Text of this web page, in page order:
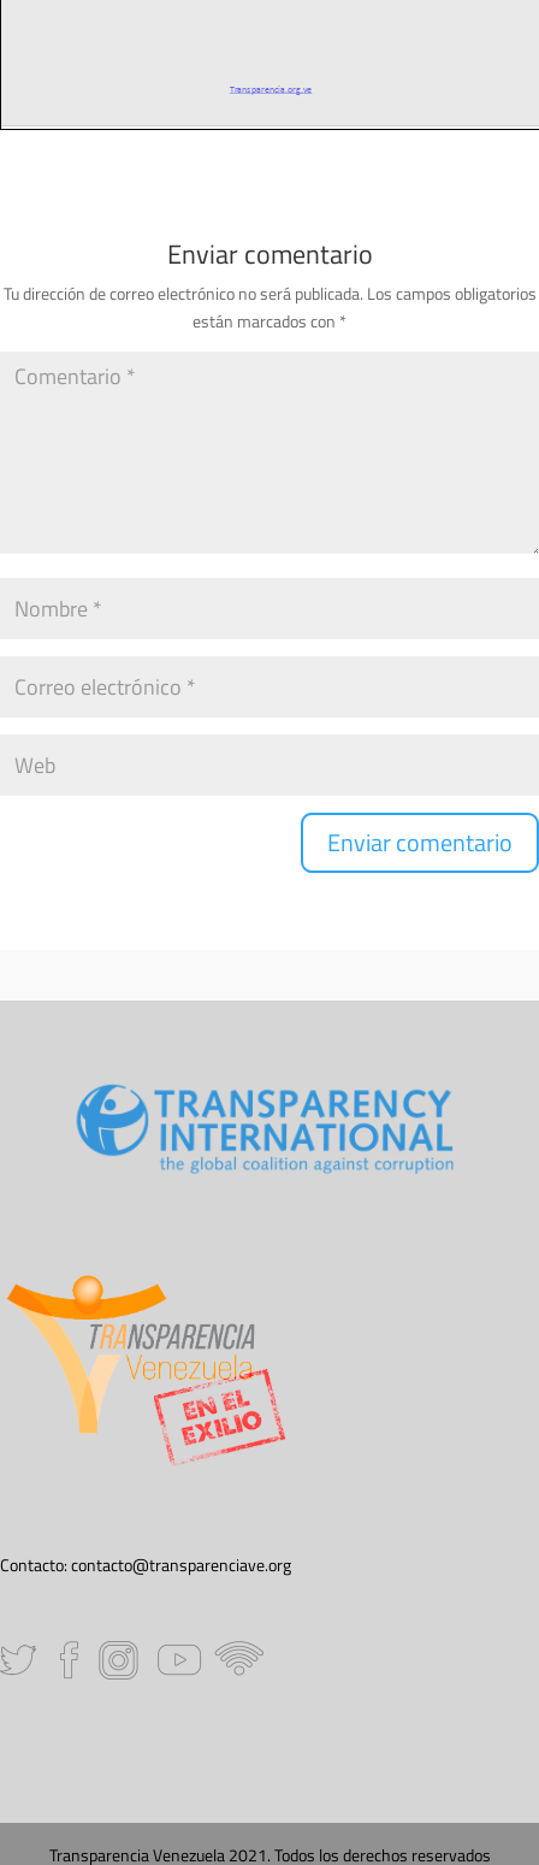
Enviar comentario
Tu dirección de correo electrónico no será publicada. Los campos obligatorios
están marcados con *
Contacto:contacto@transparenciave.org
Transparencia Venezuela 2021. Todos los derechos reservados